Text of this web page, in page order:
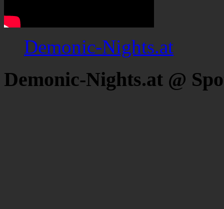
Demonic-Nights.at
Demonic-Nights.at @